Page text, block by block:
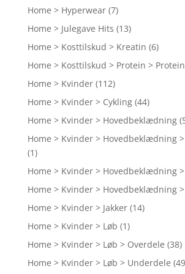
Home > Hyperwear (7)
Home > Julegave Hits (13)
Home > Kosttilskud > Kreatin (6)
Home > Kosttilskud > Protein >
Home > Kvinder (112)
Home > Kvinder > Cykling (44)
Home > Kvinder > Hovedbeklædning
Home > Kvinder > Hovedbeklædning
(1)
Home > Kvinder > Hovedbeklædning
Home > Kvinder > Hovedbeklædning
Home > Kvinder > Jakker (14)
Home > Kvinder > Løb (1)
Home > Kvinder > Løb > Overdele (38)
Home > Kvinder > Løb > Underdele